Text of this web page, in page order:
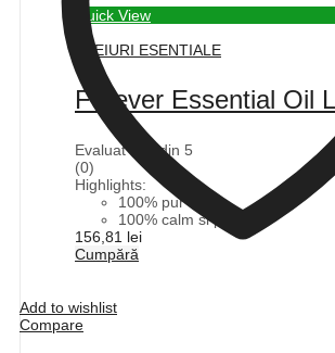
Quick View
ULEIURI ESENTIALE
Forever Essential Oil
Evaluat la
din 5
(0)
Highlights:
100% pur
100% calm si pace
156,81 lei
Cumpără
Add to wishlist
Compare